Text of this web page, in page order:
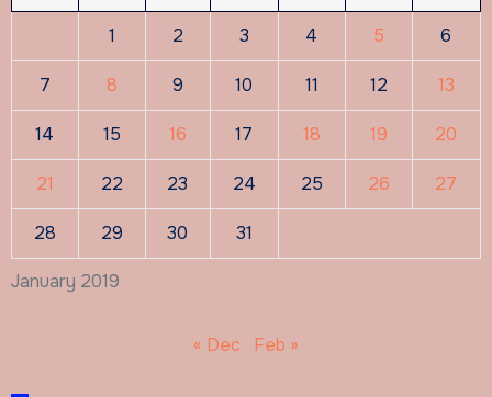
January 2019
1 2 3 4 5 6
7 8 9 10 11 12 13
14 15 16 17 18 19 20
21 22 23 24 25 26 27
28 29 30 31
« Dec Feb »